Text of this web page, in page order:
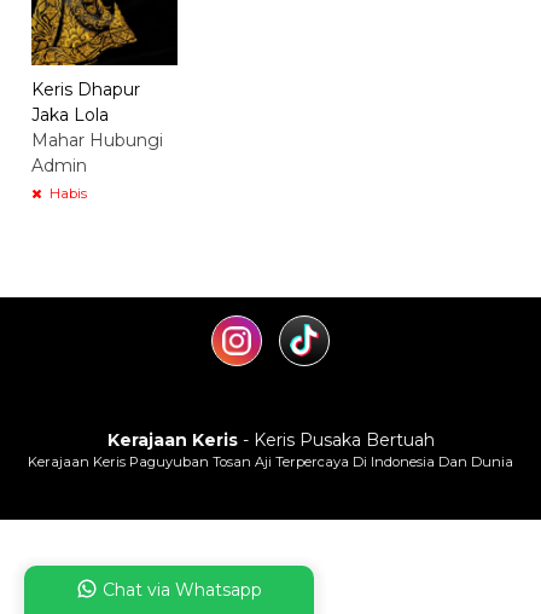
Keris Dhapur
Jaka Lola
Mahar Hubungi
Admin
Habis
Kerajaan Keris- Keris Pusaka Bertuah
Kerajaan Keris Paguyuban Tosan Aji Terpercaya Di Indonesia Dan Dunia
Chat via Whatsapp